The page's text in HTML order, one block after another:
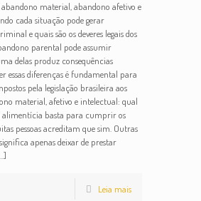
material, abandono afetivo e
cada situação pode gerar
e quais são os deveres legais dos
parental pode assumir
delas produz consequências
essas diferenças é fundamental para
pela legislação brasileira aos
material, afetivo e intelectual: qual
alimentícia basta para cumprir os
pessoas acreditam que sim. Outras
apenas deixar de prestar
Leia mais